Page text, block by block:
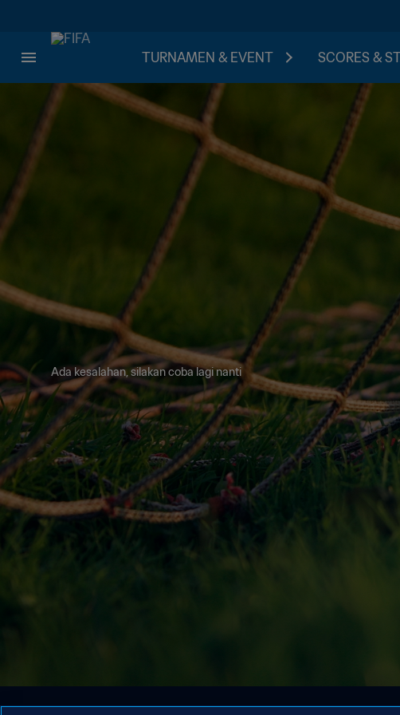
TURNAMEN & EVENT SCORES &
Ada kesalahan, silakan coba lagi nanti